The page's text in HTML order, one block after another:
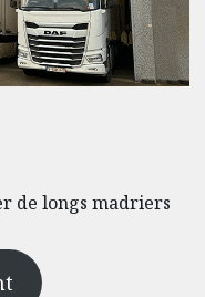
de longs madriers